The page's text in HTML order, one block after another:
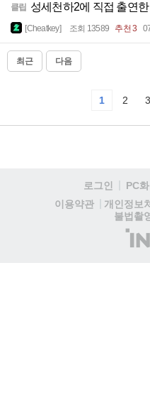
클립 성세천하2에 직접 출연
[Cheatkey] 조회 13589 추천 3
최근 다음
1 2 3
로그인 PC화
이용약관
개인정보
불법촬